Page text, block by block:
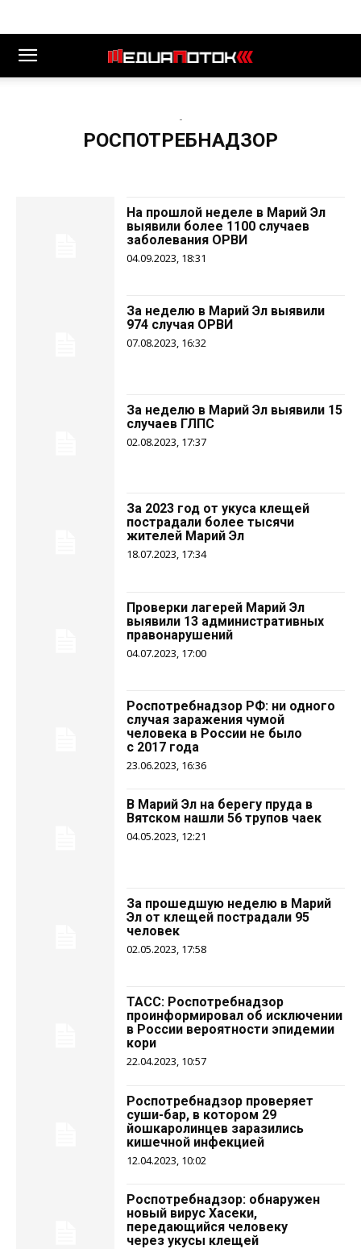
-
РОСПОТРЕБНАДЗОР
На прошлой неделе в Марий Эл
выявили более 1100 случаев
заболевания ОРВИ
04.09.2023, 18:31
За неделю в Марий Эл выявили
974 случая ОРВИ
07.08.2023, 16:32
За неделю в Марий Эл выявили 15
случаев ГЛПС
02.08.2023, 17:37
За 2023 год от укуса клещей
пострадали более тысячи
жителей Марий Эл
18.07.2023, 17:34
Проверки лагерей Марий Эл
выявили 13 административных
правонарушений
04.07.2023, 17:00
Роспотребнадзор РФ: ни одного
случая заражения чумой
человека в России не было
с 2017 года
23.06.2023, 16:36
В Марий Эл на берегу пруда в
Вятском нашли 56 трупов чаек
04.05.2023, 12:21
За прошедшую неделю в Марий
Эл от клещей пострадали 95
человек
02.05.2023, 17:58
ТАСС: Роспотребнадзор
проинформировал об исключении
в России вероятности эпидемии
кори
22.04.2023, 10:57
Роспотребнадзор проверяет
суши-бар, в котором 29
йошкаролинцев заразились
кишечной инфекцией
12.04.2023, 10:02
Роспотребнадзор: обнаружен
новый вирус Хасеки,
передающийся человеку
через укусы клещей